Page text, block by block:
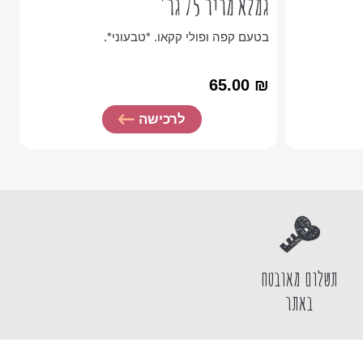
גמלא מריר 75 גר'
בטעם קפה ופולי קקאו. *טבעוני*.
65.00 ₪
לרכישה
תשלום מאובטח
באתר